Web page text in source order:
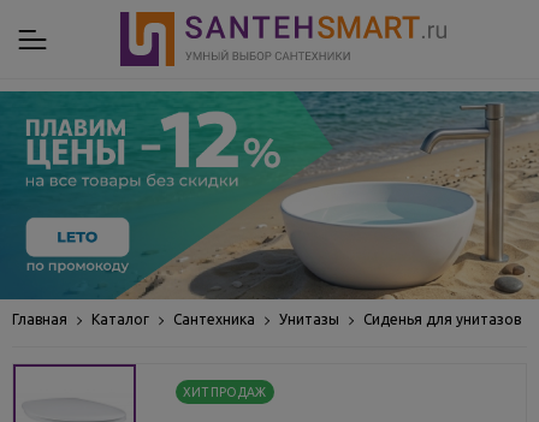
Главная Каталог Сантехника Унитазы Сиденья для унитазов
ХИТ ПРОДАЖ